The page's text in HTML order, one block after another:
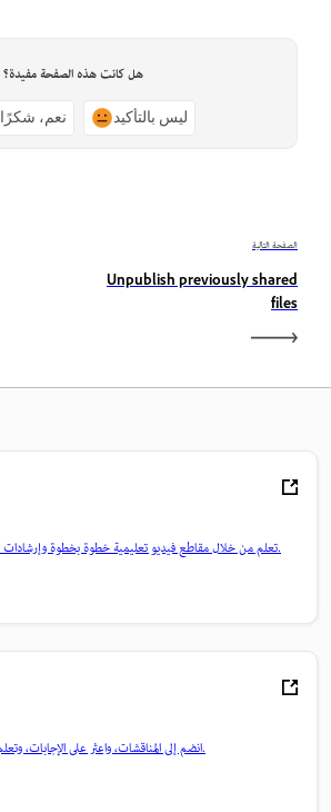
هل كانت هذه الصفحة مفيدة؟
نعم، شكرًا ليس بالتأكيد
الصفحة التالية
Unpublish previously shared
files
تعلم من خلال مقاطع فيديو تعليمية خطوة بخطوة وإرشادات عملية مباشرة داخل التطبيق.
انضم إلى المناقشات، واعثر على الإجابات، وتعلم من الخبراء، وشارك معرفتك.